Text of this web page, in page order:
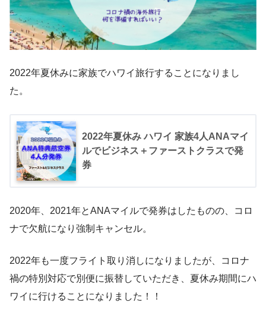
2022年夏休みに家族でハワイ旅行することになりまし
た。
2022年夏休み ハワイ 家族4人ANAマイ
ルでビジネス＋ファーストクラスで発
券
2020年、2021年とANAマイルで発券はしたものの、コロ
ナで欠航になり強制キャンセル。
2022年も一度フライト取り消しになりましたが、コロナ
禍の特別対応で別便に振替していただき、夏休み期間にハ
ワイに行けることになりました！！